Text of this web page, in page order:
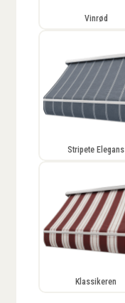
Vinrød
Stripete Elegans
Klassikeren